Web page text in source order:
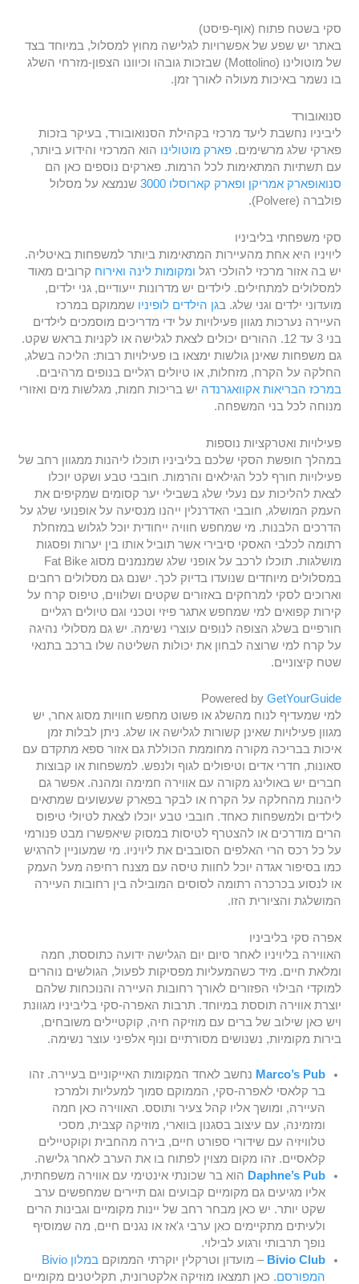
סקי בשטח פתוח (אוף-פיסט)
באתר יש שפע של אפשרויות לגלישה מחוץ למסלול, במיוחד בצד
של מוטולינו (Mottolino) שבזכות גובהו וכיוונו הצפון-מזרחי השלג
בו נשמר באיכות מעולה לאורך זמן.
סנואובורד
ליביניו נחשבת ליעד מרכזי בקהילת הסנואובורד, בעיקר בזכות
פארקי שלג מרשימים.פארק מוטולינו הוא המרכזי והידוע ביותר,
עם תשתיות המתאימות לכל הרמות. פארקים נוספים כאן הם
סנואופארק אמריקן ופארק קארוסלו 3000
שנמצא על מסלול
פולברה (Polvere).
סקי משפחתי בליביניו
ליויניו היא אחת מהעיירות המתאימות ביותר למשפחות באיטליה.
יש בה אזור מרכזי להולכי רגל ומקומות לינה ואירוח קרובים מאוד
למסלולים למתחילים. לילדים יש מדרונות ייעודיים, גני ילדים,
מועדוני ילדים וגני שלג. בגן הילדים לופיניו שממוקם במרכז
העיירה נערכות מגוון פעילויות על ידי מדריכים מוסמכים לילדים
בני 3 עד 12. ההורים יכולים לצאת לגלישה או לקניות בראש שקט.
גם משפחות שאינן גולשות ימצאו בו פעילויות רבות: הליכה בשלג,
החלקה על הקרח, מזחלות, או טיולים רגליים בנופים מרהיבים.
במרכז הבריאות אקוואגרנדה יש בריכות חמות, מגלשות מים ואזורי
מנוחה לכל בני המשפחה.
פעילויות ואטרקציות נוספות
במהלך חופשת הסקי שלכם בליביניו תוכלו ליהנות ממגוון רחב של
פעילויות חורף לכל הגילאים והרמות. חובבי טבע ושקט יוכלו
לצאת להליכות עם נעלי שלג בשבילי יער קסומים שמקיפים את
העמק המושלג, חובבי האדרנלין ייהנו מנסיעה על אופנועי שלג על
הדרכים הלבנות. מי שמחפש חוויה ייחודית יוכל לגלוש במזחלת
רתומה לכלבי האסקי סיבירי אשר תוביל אותו בין יערות ופסגות
מושלגות. תוכלו לרכב על אופני שלג שמנמנים מסוג Fat Bike
במסלולים מיוחדים שנועדו בדיוק לכך. ישנם גם מסלולים רחבים
וארוכים לסקי למרחקים באזורים שקטים ושלווים, טיפוס קרח על
קירות קפואים למי שמחפש אתגר פיזי וטכני וגם טיולים רגליים
חורפיים בשלג הצופה לנופים עוצרי נשימה. יש גם מסלולי נהיגה
על קרח למי שרוצה לבחון את יכולות השליטה שלו ברכב בתנאי
שטח קיצוניים.
Powered by GetYourGuide
למי שמעדיף לנוח מהשלג או פשוט מחפש חוויות מסוג אחר, יש
מגוון פעילויות שאינן קשורות לגלישה או שלג. ניתן לבלות זמן
איכות בבריכה מקורה מחוממת הכוללת גם אזור ספא מתקדם עם
סאונות, חדרי אדים וטיפולים לגוף ולנפש. למשפחות או קבוצות
חברים יש באולינג מקורה עם אווירה חמימה ומהנה. אפשר גם
ליהנות מהחלקה על הקרח או לבקר בפארק שעשועים שמתאים
לילדים ולמשפחות כאחד. חובבי טבע יוכלו לצאת לטיולי טיפוס
הרים מודרכים או להצטרף לטיסות במסוק שיאפשרו מבט פנורמי
על כל רכס הרי האלפים הסובבים את ליויניו. מי שמעוניין להרגיש
כמו בסיפור אגדה יוכל לחוות טיסה עם מצנח רחיפה מעל העמק
או לנסוע בכרכרה רתומה לסוסים המובילה בין רחובות העיירה
המושלגת והציורית הזו.
אפרה סקי בליביניו
האווירה בליויניו לאחר סיום יום הגלישה ידועה כתוססת, חמה
ומלאת חיים. מיד כשהמעליות מפסיקות לפעול, הגולשים נוהרים
למוקדי הבילוי הפזורים לאורך רחובות העיירה והנוכחות שלהם
יוצרת אווירה תוססת במיוחד. תרבות האפרה-סקי בליביניו מגוונת
ויש כאן שילוב של ברים עם מוזיקה חיה, קוקטיילים משובחים,
בירות מקומיות, נשנושים מסורתיים ונוף אלפיני עוצר נשימה.
Marco’s Pub נחשב לאחד המקומות האייקוניים בעיירה. זהו
בר קלאסי לאפרה-סקי, הממוקם סמוך למעליות ולמרכז
העיירה, ומושך אליו קהל צעיר ותוסס. האווירה כאן חמה
ומזמינה, עם עיצוב בסגנון בווארי, מוזיקה קצבית, מסכי
טלוויזיה עם שידורי ספורט חיים, בירה מהחבית וקוקטיילים
קלאסיים. זהו מקום מצוין לפתוח בו את הערב לאחר גלישה.
Daphne’s Pub הוא בר שכונתי אינטימי עם אווירה משפחתית,
אליו מגיעים גם מקומיים קבועים וגם תיירים שמחפשים ערב
שקט יותר. יש כאן מבחר רחב של יינות מקומיים וגבינות הרים
ולעיתים מתקיימים כאן ערבי ג'אז או נגנים חיים, מה שמוסיף
נופך תרבותי ורגוע לבילוי.
Bivio Club – מועדון וטרקלין יוקרתי הממוקם
במלון Bivio
המפורסם. כאן תמצאו מוזיקה אלקטרונית, תקליטנים מקומיים